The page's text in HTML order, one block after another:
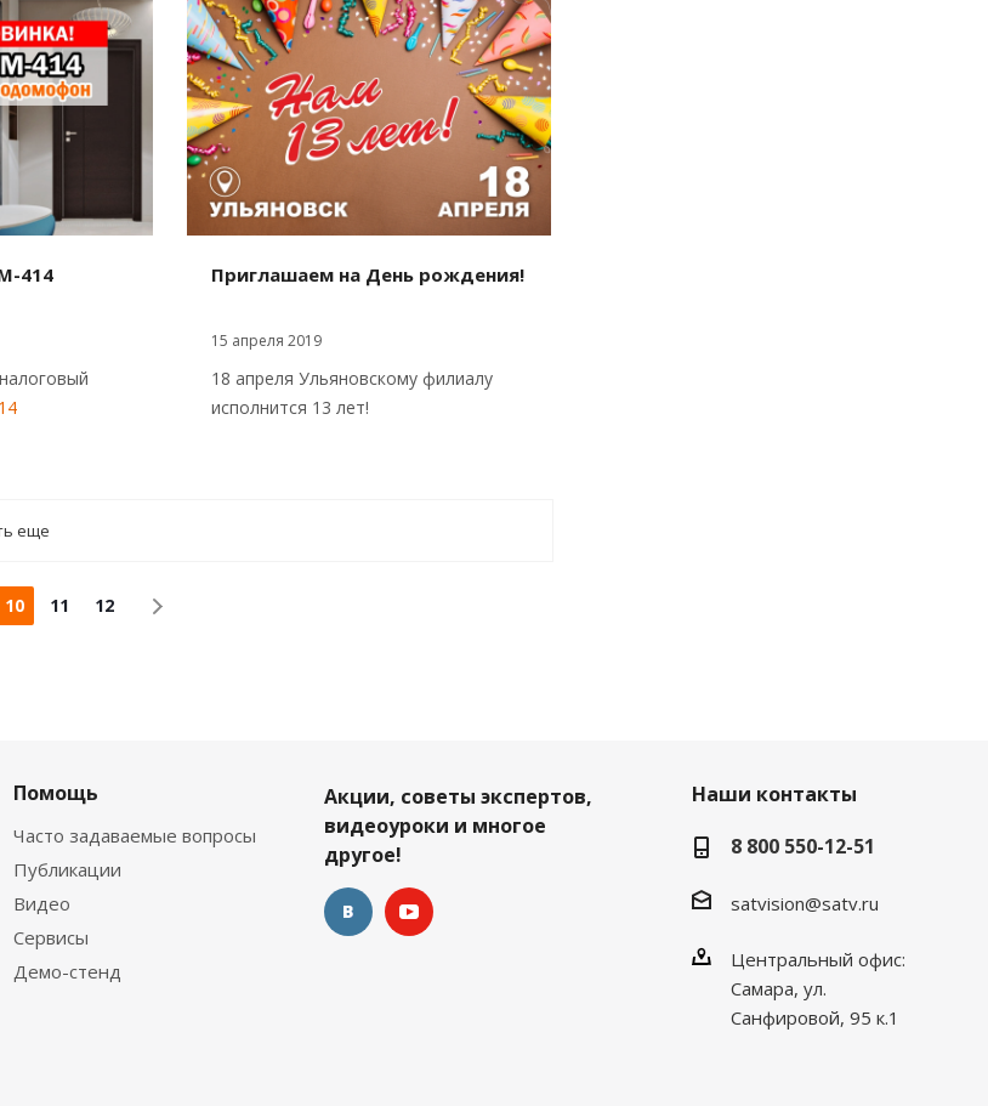
414 Приглашаем на День рождения!
15 апреля 2019
18 апреля Ульяновскому филиалу
исполнится 13 лет!
еще
10 11 12
Помощь
Часто задаваемые вопросы
Публикации
Видео
Сервисы
Демо-стенд
Акции, советы экспертов,
видеоуроки и многое
другое!
Наши контакты
8 800 550-12-51
satvision@satv.ru
Центральный офис:
Самара, ул.
Санфировой, 95 к.1